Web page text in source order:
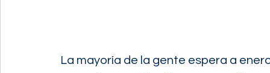
La mayoría de la gente espera a